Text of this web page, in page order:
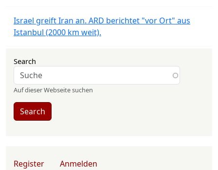
Israel greift Iran an. ARD berichtet "vor Ort" aus
Istanbul (2000 km weit).
Search
Auf dieser Webseite suchen
Search
User account menu
Register Anmelden